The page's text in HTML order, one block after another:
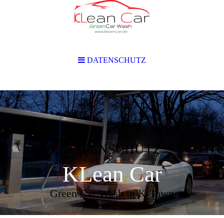
DATENSCHUTZ
KLean Car
Green Car Wash in K-Town
DATENSCHUTZ